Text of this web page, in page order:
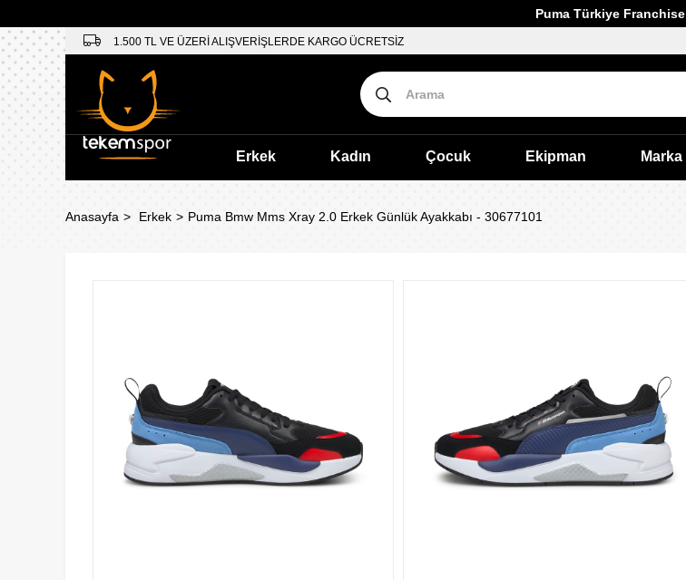
Puma Türkiye Franchise
1.500 TL VE ÜZERİ ALIŞVERİŞLERDE KARGO ÜCRETSİZ
Erkek Kadın Çocuk Ekipman Marka
Anasayfa Erkek Puma Bmw Mms Xray 2.0 Erkek Günlük Ayakkabı - 30677101